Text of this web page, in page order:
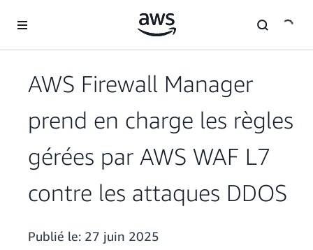
AWS Firewall Manager
prend en charge les règles
gérées par AWS WAF L7
contre les attaques DDOS
Publié le: 27 juin 2025